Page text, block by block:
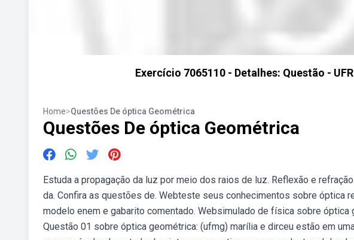
Exercício 7065110 - Detalhes: Questão -
Home>Questões De óptica Geométrica
Questões De óptica Geométrica
Estuda a propagação da luz por meio dos raios de luz. Reflexão e
da. Confira as questões de. Webteste seus conhecimentos sobre
modelo enem e gabarito comentado. Websimulado de física sobre
Questão 01 sobre óptica geométrica: (ufmg) marília e dirceu estão em